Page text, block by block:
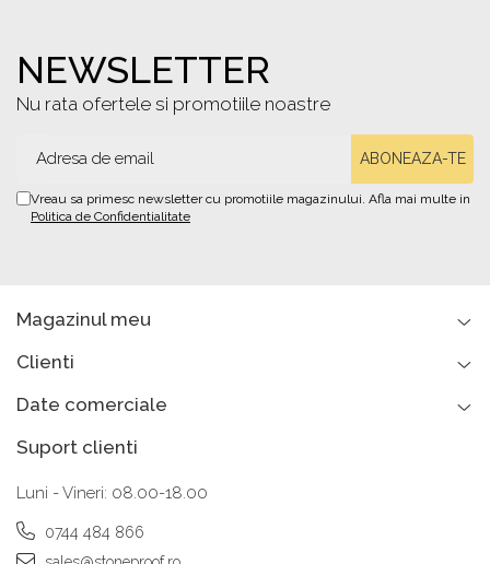
NEWSLETTER
Nu rata ofertele si promotiile noastre
Vreau sa primesc newsletter cu promotiile magazinului. Afla mai multe in
Politica de Confidentialitate
Magazinul meu
Clienti
Date comerciale
Suport clienti
Luni - Vineri: 08.00-18.00
0744 484 866